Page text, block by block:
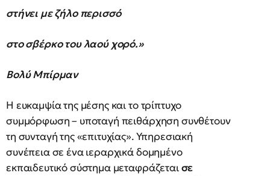
στήνει με ζήλο περισσό
στο σβέρκο του λαού χορό.»
Βολύ Μπίρμαν
Η ευκαμψία της μέσης και το τρίπτυχο
συμμόρφωση – υποταγή πειθάρχηση συνθέτουν
τη συνταγή της «επιτυχίας». Υπηρεσιακή
συνέπεια σε ένα ιεραρχικά δομημένο
εκπαιδευτικό σύστημα μεταφράζεταισε